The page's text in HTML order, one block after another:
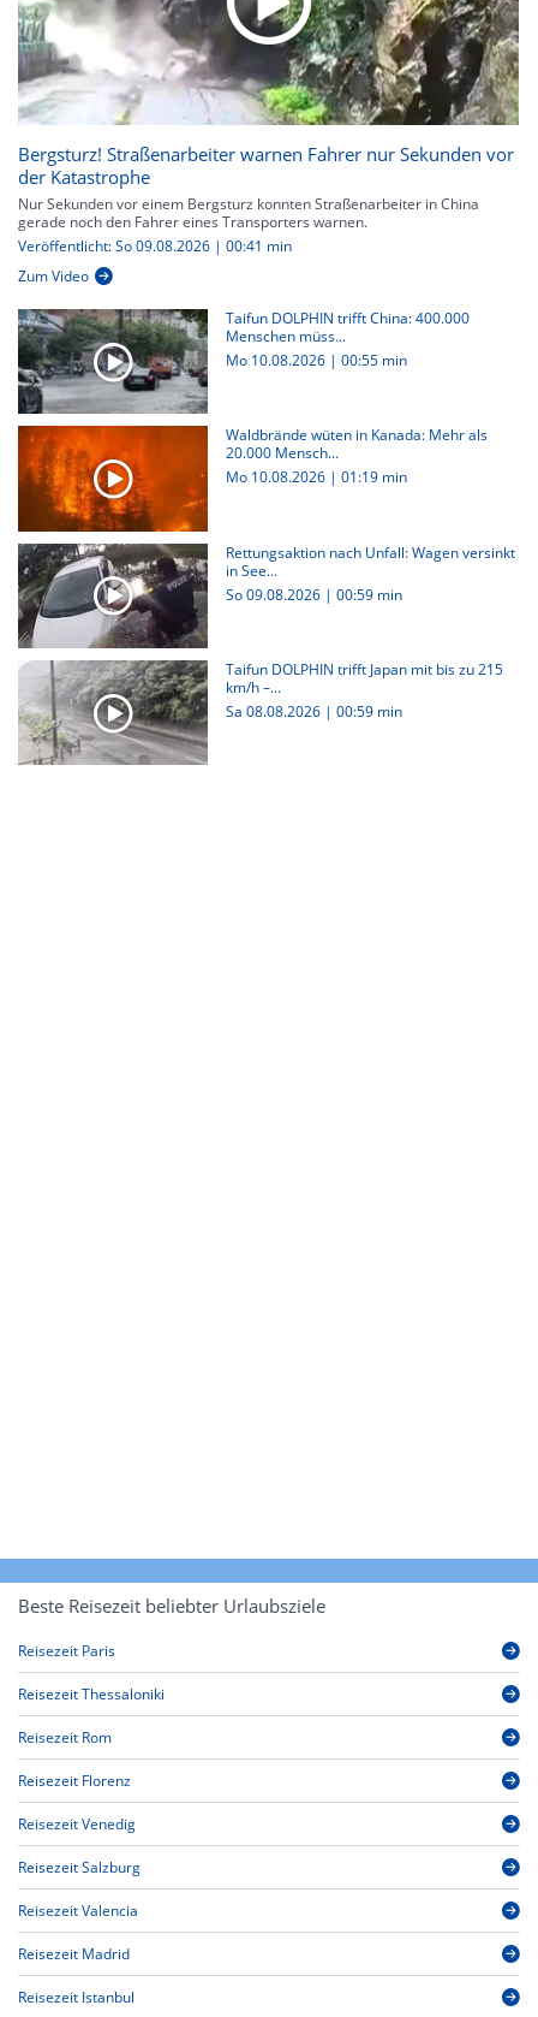
Bergsturz! Straßenarbeiter warnen Fahrer nur Sekunden vor
der Katastrophe
Nur Sekunden vor einem Bergsturz konnten Straßenarbeiter in China
gerade noch den Fahrer eines Transporters warnen.
Veröffentlicht: So 09.08.2026 | 00:41 min
Zum Video
Taifun DOLPHIN trifft China: 400.000
Menschen müss...
Mo 10.08.2026 | 00:55 min
Waldbrände wüten in Kanada: Mehr als
20.000 Mensch...
Mo 10.08.2026 | 01:19 min
Rettungsaktion nach Unfall: Wagen versinkt
in See...
So 09.08.2026 | 00:59 min
Taifun DOLPHIN trifft Japan mit bis zu 215
km/h –...
Sa 08.08.2026 | 00:59 min
Beste Reisezeit beliebter Urlaubsziele
Reisezeit Paris
Reisezeit Thessaloniki
Reisezeit Rom
Reisezeit Florenz
Reisezeit Venedig
Reisezeit Salzburg
Reisezeit Valencia
Reisezeit Madrid
Reisezeit Istanbul